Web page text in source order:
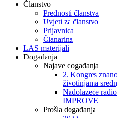
Članstvo
Prednosti članstva
Uvjeti za članstvo
Prijavnica
Članarina
LAS materijali
Događanja
Najave događanja
2. Kongres
životinjama
Nadolazeće
IMPROVE
Prošla događanja